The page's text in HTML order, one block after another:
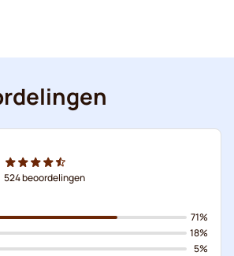
524beoordelingen
71%
18%
5%